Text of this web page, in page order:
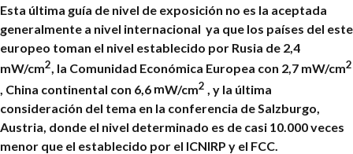
Esta última guía de nivel de exposición no es la aceptada
generalmente a nivel internacional ya que los países del este
europeo toman el nivel establecido por Rusia de 2,4
mW/cm2, la Comunidad Económica Europea con 2,7 mW/cm2
, China continental con 6,6 mW/cm2
, y la última
consideración del tema en la conferencia de Salzburgo,
Austria, donde el nivel determinado es de casi 10.000 veces
menor que el establecido por el ICNIRP y el FCC.